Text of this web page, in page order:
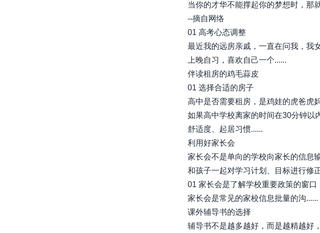
当你的才华不能撑起你的梦想时，那
--摘自网络
01 高考心态调整
最近我的远房亲戚，一直在问我，我
上晚自习，喜欢自己一个......
伴读租房的鸡毛蒜皮
01 选择合适的房子
高中是否需要租房，是鸡娃的虎爸虎
如果高中学校离家的时间在30分钟以
舒适度、起居习惯......
利用好家长会
家长会不是单向的学校向家长的信息
和孩子一起对学习计划、目标进行修
01 家长会是了解学校重要政策的窗口
家长会是常见的家校信息批量的沟......
课外辅导书的选择
辅导书不是越多越好，而是越精越好